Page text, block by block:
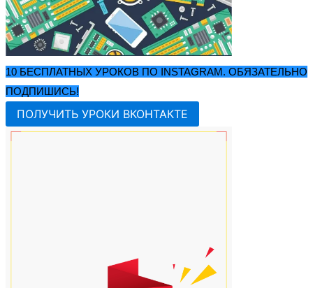
10 БЕСПЛАТНЫХ УРОКОВ ПО INSTAGRAM. ОБЯЗАТЕЛЬНО
ПОДПИШИСЬ!
ПОЛУЧИТЬ УРОКИ ВКОНТАКТЕ